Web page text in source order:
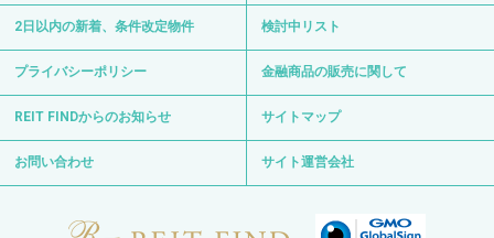
2日以内の新着、条件改定物件 検討中リスト
プライバシーポリシー 金融商品の販売に関して
REIT FINDからのお知らせ サイトマップ
お問い合わせ サイト運営会社